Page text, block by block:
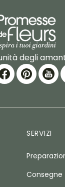
degli
SERVIZI
Consegne